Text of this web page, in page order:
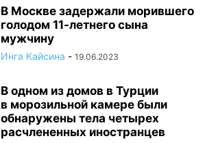
В Москве задержали морившего
голодом 11-летнего сына
мужчину
Инга Кайсина - 19.06.2023
В одном из домов в Турции
в морозильной камере были
обнаружены тела четырех
расчлененных иностранцев